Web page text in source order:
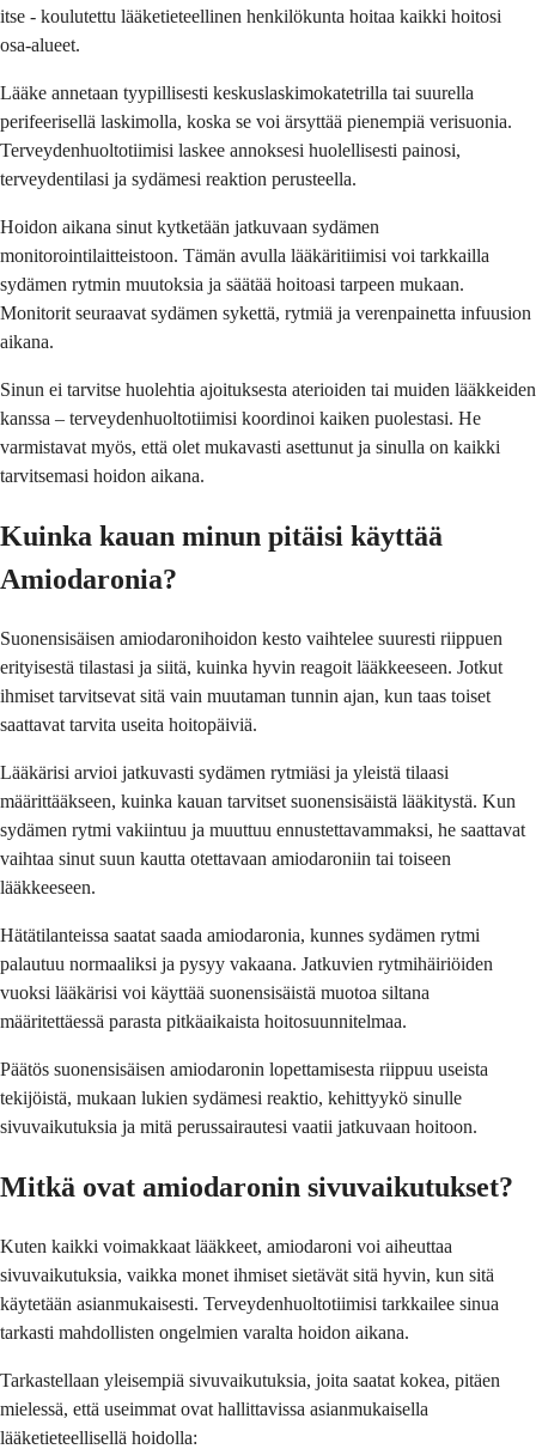
itse - koulutettu lääketieteellinen henkilökunta hoitaa kaikki hoitosi
osa-alueet.
Lääke annetaan tyypillisesti keskuslaskimokatetrilla tai suurella
perifeerisellä laskimolla, koska se voi ärsyttää pienempiä verisuonia.
Terveydenhuoltotiimisi laskee annoksesi huolellisesti painosi,
terveydentilasi ja sydämesi reaktion perusteella.
Hoidon aikana sinut kytketään jatkuvaan sydämen
monitorointilaitteistoon. Tämän avulla lääkäritiimisi voi tarkkailla
sydämen rytmin muutoksia ja säätää hoitoasi tarpeen mukaan.
Monitorit seuraavat sydämen sykettä, rytmiä ja verenpainetta infuusion
aikana.
Sinun ei tarvitse huolehtia ajoituksesta aterioiden tai muiden lääkkeiden
kanssa – terveydenhuoltotiimisi koordinoi kaiken puolestasi. He
varmistavat myös, että olet mukavasti asettunut ja sinulla on kaikki
tarvitsemasi hoidon aikana.
Kuinka kauan minun pitäisi käyttää
Amiodaronia?
Suonensisäisen amiodaronihoidon kesto vaihtelee suuresti riippuen
erityisestä tilastasi ja siitä, kuinka hyvin reagoit lääkkeeseen. Jotkut
ihmiset tarvitsevat sitä vain muutaman tunnin ajan, kun taas toiset
saattavat tarvita useita hoitopäiviä.
Lääkärisi arvioi jatkuvasti sydämen rytmiäsi ja yleistä tilaasi
määrittääkseen, kuinka kauan tarvitset suonensisäistä lääkitystä. Kun
sydämen rytmi vakiintuu ja muuttuu ennustettavammaksi, he saattavat
vaihtaa sinut suun kautta otettavaan amiodaroniin tai toiseen
lääkkeeseen.
Hätätilanteissa saatat saada amiodaronia, kunnes sydämen rytmi
palautuu normaaliksi ja pysyy vakaana. Jatkuvien rytmihäiriöiden
vuoksi lääkärisi voi käyttää suonensisäistä muotoa siltana
määritettäessä parasta pitkäaikaista hoitosuunnitelmaa.
Päätös suonensisäisen amiodaronin lopettamisesta riippuu useista
tekijöistä, mukaan lukien sydämesi reaktio, kehittyykö sinulle
sivuvaikutuksia ja mitä perussairautesi vaatii jatkuvaan hoitoon.
Mitkä ovat amiodaronin sivuvaikutukset?
Kuten kaikki voimakkaat lääkkeet, amiodaroni voi aiheuttaa
sivuvaikutuksia, vaikka monet ihmiset sietävät sitä hyvin, kun sitä
käytetään asianmukaisesti. Terveydenhuoltotiimisi tarkkailee sinua
tarkasti mahdollisten ongelmien varalta hoidon aikana.
Tarkastellaan yleisempiä sivuvaikutuksia, joita saatat kokea, pitäen
mielessä, että useimmat ovat hallittavissa asianmukaisella
lääketieteellisellä hoidolla: